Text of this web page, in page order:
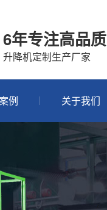
6年专注高品质
升降机定制生产厂家
例 关于我们